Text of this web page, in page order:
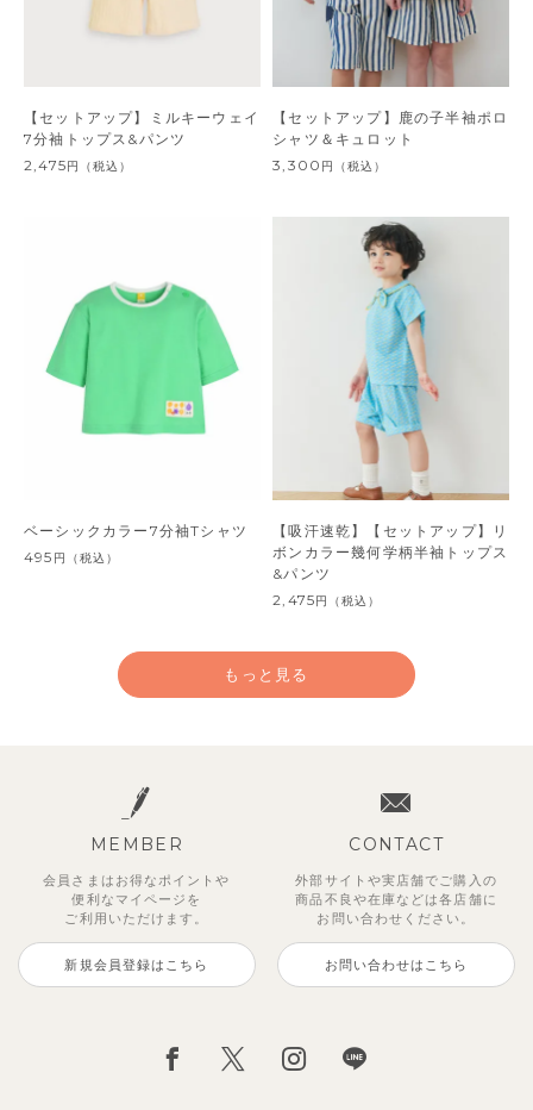
【セットアップ】ミルキーウェイ
7分袖トップス&パンツ
2,475円 （税込）
【セットアップ】鹿の子半袖ポロ
シャツ＆キュロット
3,300 円 （税込）
ベーシックカラー7分袖Tシャツ
495 円 （税込）
【吸汗速乾】【セットアップ】リ
ボンカラー幾何学柄半袖トップス
&パンツ
2,475円 （税込）
ャツ＆パン
ンツ
2,750
（税込）
ンツ
もっと見る
MEMBER
会員さまはお得なポイントや
便利な マイページを
ご利用いただけます。
新規会員登録はこちら
CONTACT
外部サイトや実店舗でご購入の
商品不良や在庫などは各店舗に
お問い合わせください。
お問い合わせはこちら